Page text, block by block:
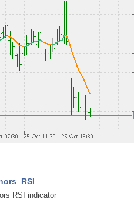
RSI indicator